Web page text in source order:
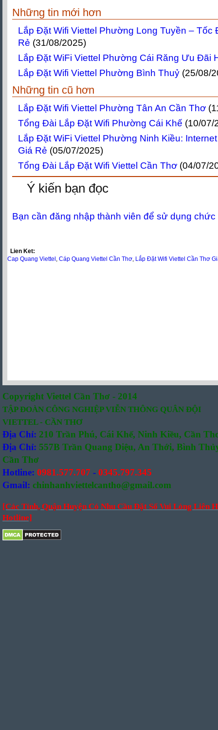
Những tin mới hơn
Lắp Đặt Wifi Viettel Phường Long Tuyền – Tốc
Rẻ (31/08/2025)
Lắp Đặt WiFi Viettel Phường Cái Răng Ưu Đãi
Lắp Đặt Wifi Viettel Phường Bình Thuỷ (25/08/
Những tin cũ hơn
Lắp Đặt Wifi Viettel Phường Tân An Cần Thơ
Tổng Đài Lắp Đặt Wifi Phường Cái Khế (10/07/
Lắp Đặt WiFi Viettel Phường Ninh Kiều:
Giá Rẻ (05/07/2025)
Tổng Đài Lắp Đặt Wifi Viettel Cần Thơ (04/07/
Ý kiến bạn đọc
Bạn cần đăng nhập thành viên để sử dụng chức
Lien Ket:
Cap Quang Viettel , Cáp Quang Viettel Cần Thơ, Lắp Đặt Wifi Viettel Cần Thơ
Copyright Viettel Cần Thơ - 2014
TẬP ĐOÀN CÔNG NGHIỆP VIỄN THÔNG QUÂN ĐỘI
VIETTEL - CẦN THƠ
Địa Chỉ: 210 Trần Phú, Cái Khế, Ninh Kiều, Cần
Địa Chỉ: 557B Trần Quang Diệu, An Thới, Bình
Cần Thơ
Hotline: 0981.577.707 - 0345.797.345
Gmail: chinhanhviettelcantho@gmail.com
[Các Tỉnh, Quận Huyện Có Nhu Cầu Đặt Số Vui Lòng Liên
Hotline]